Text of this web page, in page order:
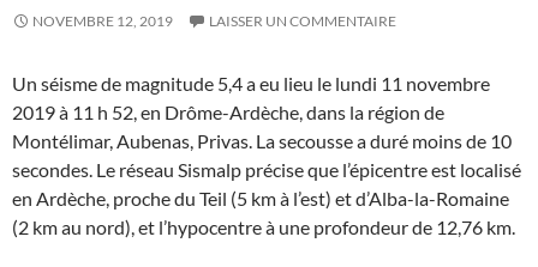
NOVEMBRE 12, 2019 LAISSER UN COMMENTAIRE
Un séisme de magnitude 5,4 a eu lieu le lundi 11 novembre
2019 à 11 h 52, en Drôme-Ardèche, dans la région de
Montélimar, Aubenas, Privas. La secousse a duré moins de 10
secondes. Le réseau Sismalp précise que l’épicentre est localisé
en Ardèche, proche du Teil (5 km à l’est) et d’Alba-la-Romaine
(2 km au nord), et l’hypocentre à une profondeur de 12,76 km.